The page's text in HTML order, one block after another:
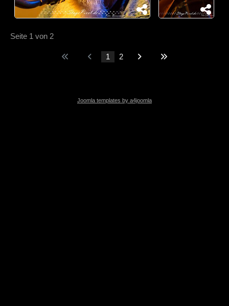
Seite 1 von 2
1 2
Joomla templates by a4joomla